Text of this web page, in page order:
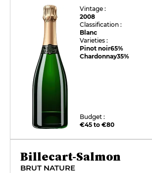
Vintage :
2008
Classification :
Blanc
Varieties :
Pinot noir65%
Chardonnay35%
Budget :
€45 to €80
Billecart-Salmon
BRUT NATURE